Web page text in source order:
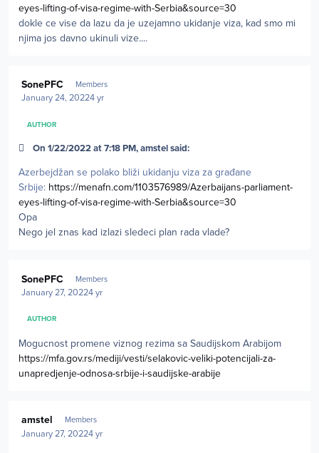
eyes-lifting-of-visa-regime-with-Serbia&source=30
dokle ce vise da lazu da je uzejamno ukidanje viza, kad smo mi
njima jos davno ukinuli vize....
SonePFC Members
January 24, 20224 yr
AUTHOR
On 1/22/2022 at 7:18 PM, amstel said:
Azerbejdžan se polako bliži ukidanju viza za građane
Srbije: https://menafn.com/1103576989/Azerbaijans-parliament-
eyes-lifting-of-visa-regime-with-Serbia&source=30
Opa
Nego jel znas kad izlazi sledeci plan rada vlade?
SonePFC Members
January 27, 20224 yr
AUTHOR
Mogucnost promene viznog rezima sa Saudijskom Arabijom
https://mfa.gov.rs/mediji/vesti/selakovic-veliki-potencijali-za-
unapredjenje-odnosa-srbije-i-saudijske-arabije
amstel Members
January 27, 20224 yr